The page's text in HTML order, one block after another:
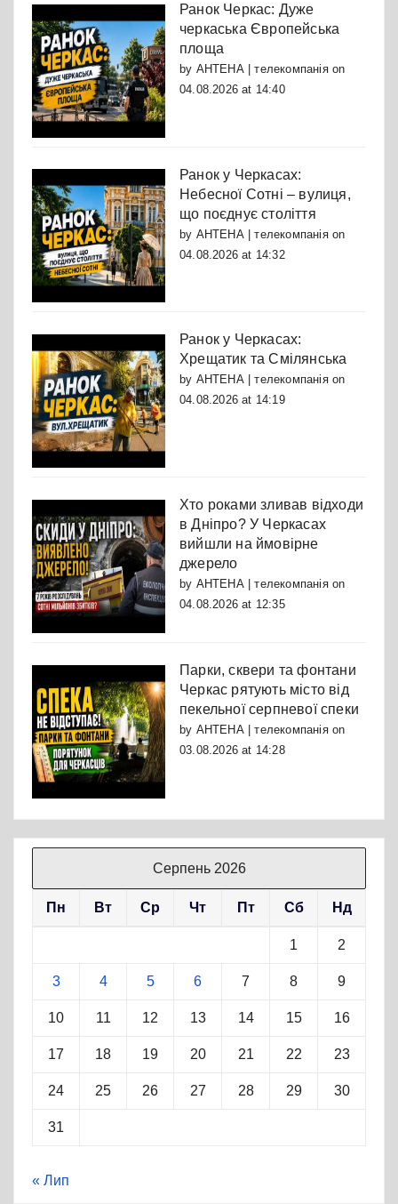
Ранок Черкас: Дуже
черкаська Європейська
площа
by АНТЕНА | телекомпаніяon
04.08.2026 at 14:40
Ранок у Черкасах:
Небесної Сотні – вулиця,
що поєднує століття
by АНТЕНА | телекомпаніяon
04.08.2026 at 14:32
Ранок у Черкасах:
Хрещатик та Смілянська
by АНТЕНА | телекомпаніяon
04.08.2026 at 14:19
Хто роками зливав відходи
в Дніпро? У Черкасах
вийшли на ймовірне
джерело
by АНТЕНА | телекомпаніяon
04.08.2026 at 12:35
Парки, сквери та фонтани
Черкас рятують місто від
пекельної серпневої спеки
by АНТЕНА | телекомпаніяon
03.08.2026 at 14:28
Серпень 2026
Пн Вт Ср Чт Пт Сб Нд
1 2
3 4 5 6 7 8 9
10 11 12 13 14 15 16
17 18 19 20 21 22 23
24 25 26 27 28 29 30
31
« Лип